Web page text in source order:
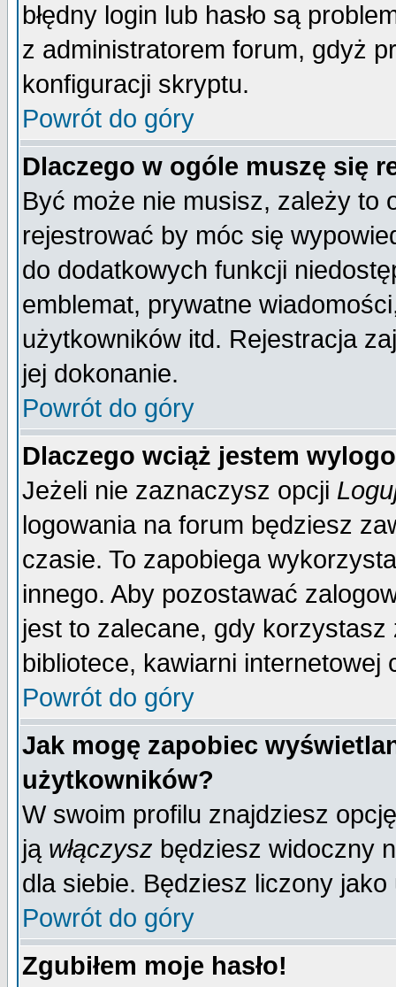
błędny login lub hasło są
z administratorem forum, gdyż
konfiguracji skryptu.
Powrót do góry
Dlaczego w ogóle muszę się
Być może nie musisz, zależy to
rejestrować by móc się
do dodatkowych funkcji
emblemat, prywatne
użytkowników itd. Rejestracja
jej dokonanie.
Powrót do góry
Dlaczego wciąż jestem
Jeżeli nie zaznaczysz opcji
logowania na forum będziesz
czasie. To zapobiega
innego. Aby pozostawać
jest to zalecane, gdy
bibliotece, kawiarni internetowej
Powrót do góry
Jak mogę zapobiec
użytkowników?
W swoim profilu znajdziesz
ją włączysz będziesz widoczny
dla siebie. Będziesz liczony
Powrót do góry
Zgubiłem moje hasło!